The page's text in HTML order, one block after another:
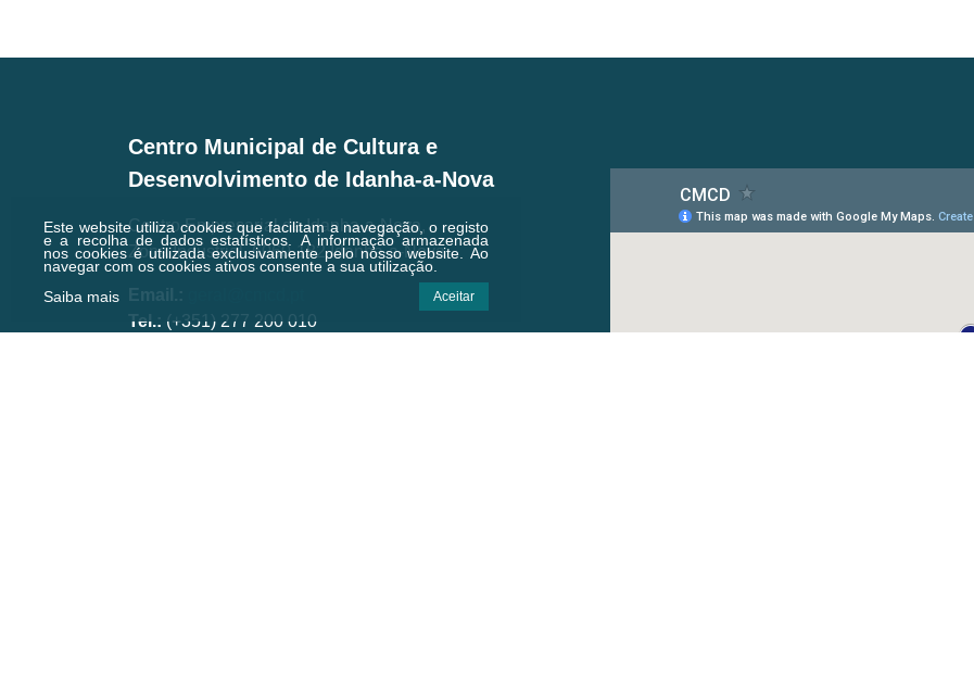
Este website utiliza cookies que facilitam a navegação, o registo
e a recolha de dados estatísticos. A informação armazenada
nos cookies é utilizada exclusivamente pelo nosso website. Ao
navegar com os cookies ativos consente a sua utilização.
Saiba mais
Aceitar
Centro Municipal de Cultura e
Desenvolvimento de Idanha-a-Nova
Centro Empresarial de Idanha-a-Nova,
Zona Industrial, 6060-182 Idanha-a-Nova
Email.:
Tel.: (+351) 277 200 010